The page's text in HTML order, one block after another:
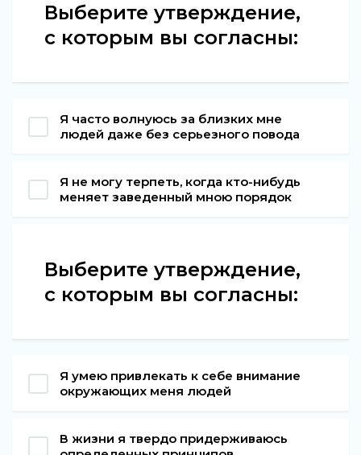
Выберите утверждение,
с которым вы согласны:
Я часто волнуюсь за близких мне
людей даже без серьезного повода
Я не могу терпеть, когда кто-нибудь
меняет заведенный мною порядок
Выберите утверждение,
с которым вы согласны:
Я умею привлекать к себе внимание
окружающих меня людей
В жизни я твердо придерживаюсь